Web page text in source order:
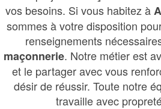
vos besoins. Si vous habitez à
sommes à votre disposition
renseignements
maçonnerie. Notre métier est
et le partager avec vous
désir de réussir. Toute notre
travaille avec